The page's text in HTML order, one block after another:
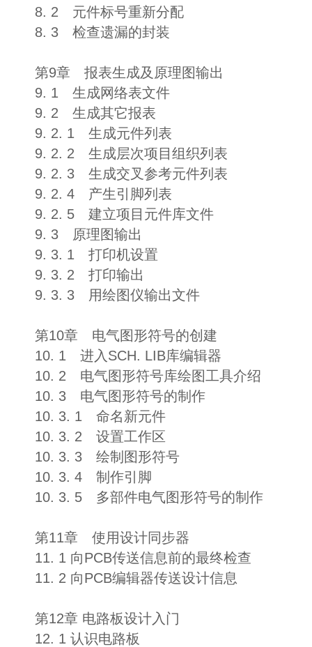
8. 2 元件标号重新分配
8. 3 检查遗漏的封装
第9章 报表生成及原理图输出
9. 1 生成网络表文件
9. 2 生成其它报表
9. 2. 1 生成元件列表
9. 2. 2 生成层次项目组织列表
9. 2. 3 生成交叉参考元件列表
9. 2. 4 产生引脚列表
9. 2. 5 建立项目元件库文件
9. 3 原理图输出
9. 3. 1 打印机设置
9. 3. 2 打印输出
9. 3. 3 用绘图仪输出文件
第10章 电气图形符号的创建
10. 1 进入SCH. LIB库编辑器
10. 2 电气图形符号库绘图工具介绍
10. 3 电气图形符号的制作
10. 3. 1 命名新元件
10. 3. 2 设置工作区
10. 3. 3 绘制图形符号
10. 3. 4 制作引脚
10. 3. 5 多部件电气图形符号的制作
第11章 使用设计同步器
11. 1 向PCB传送信息前的最终检查
11. 2 向PCB编辑器传送设计信息
第12章 电路板设计入门
12. 1 认识电路板